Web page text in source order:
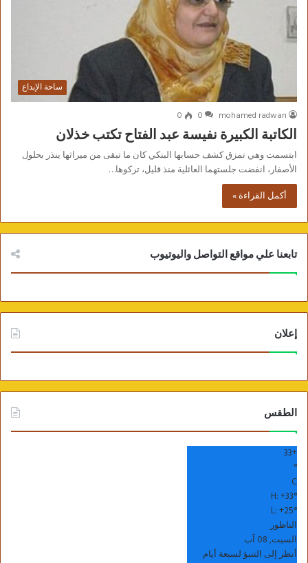
ساحة الإبداع
mohamed radwan
0
0
الكاتبة الكبيرة نفيسة عبد الفتاح تكتب خذلان
ابتسمت وهي تمزق كشف حسابها البنكي كان ما تبقى من ميراثها ينذر بحلول
الأصفار، انفضت جلستهما العائلية منذ قليل، تركوها…
أكمل القراءة »
تابعنا علي مواقع التواصل واليوتيوب
إعلان
الطقس
+
33
°
C
H:+33°
L:+25°
الناظور
السبت, 08 آب
أنظر إلى التنبؤ لسبعة أيام